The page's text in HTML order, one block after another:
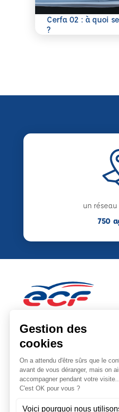
Cerfa 02 : à quoi
?
En savoir plus
un
750
Note : 4.8/5
Moyenne